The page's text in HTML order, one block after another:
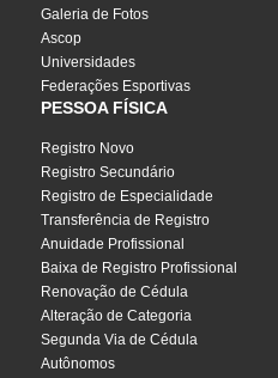
Galeria de Fotos
Ascop
Universidades
Federações Esportivas
PESSOA FÍSICA
Registro Novo
Registro Secundário
Registro de Especialidade
Transferência de Registro
Anuidade Profissional
Baixa de Registro Profissional
Renovação de Cédula
Alteração de Categoria
Segunda Via de Cédula
Autônomos